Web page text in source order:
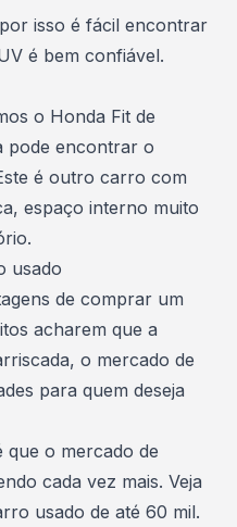
isso é fácil encontrar
é bem confiável.
o Honda Fit de
pode encontrar o
é outro carro com
espaço interno muito
usado
de comprar um
acharem que a
o mercado de
para quem deseja
que o mercado de
cada vez mais. Veja
usado de até 60 mil.